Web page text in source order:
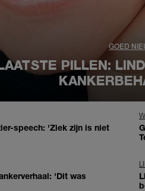
GOED
PILLEN:
speech: 'Ziek zijn is niet
'Dit was